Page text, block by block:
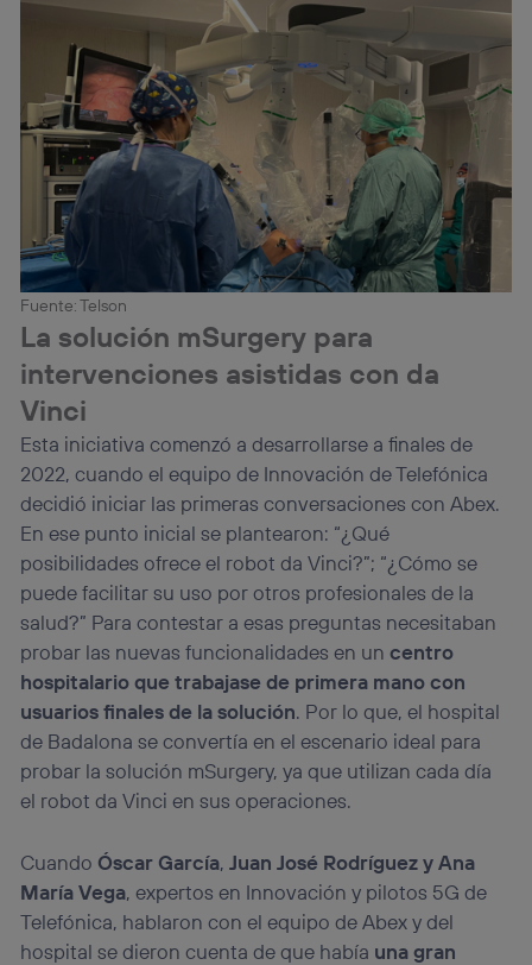
Fuente: Telson
La solución mSurgery para
intervenciones asistidas con da
Vinci
Esta iniciativa comenzó a desarrollarse a finales de
2022, cuando el equipo de Innovación de Telefónica
decidió iniciar las primeras conversaciones con Abex.
En ese punto inicial se plantearon: “¿Qué
posibilidades ofrece el robot da Vinci?”; “¿Cómo se
puede facilitar su uso por otros profesionales de la
salud?” Para contestar a esas preguntas necesitaban
probar las nuevas funcionalidades en uncentro
hospitalario que trabajase de primera mano con
usuarios finalesde la solución. Por lo que, el hospital
de Badalona se convertía en el escenario ideal para
probar la solución mSurgery, ya que utilizan cada día
el robot da Vinci en sus operaciones.
Cuando Óscar García,Juan José RodríguezyAna
María Vega, expertos en Innovación y pilotos 5G de
Telefónica, hablaron con el equipo de Abex y del
hospital se dieron cuenta de que había una gran